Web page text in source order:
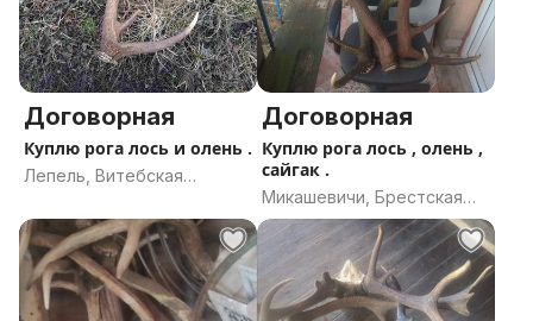
Договорная
Куплю рога лось и олень .
Лепель, Витебская
Договорная
Куплю рога лось , олень ,
сайгак .
Микашевичи, Брестская
область